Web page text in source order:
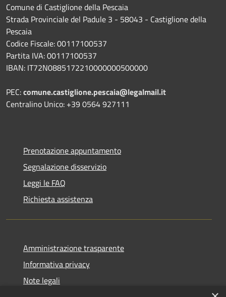
Comune di Castiglione della Pescaia
Strada Provinciale del Padule 3 - 58043 - Castiglione della
Pescaia
Codice Fiscale: 00117100537
Partita IVA: 00117100537
IBAN: IT72N0885172210000000500000
PEC:comune.castiglione.pescaia@legalmail.it
Centralino Unico: +39 0564 927111
Prenotazione appuntamento
Segnalazione disservizio
Leggi le FAQ
Richiesta assistenza
Amministrazione trasparente
Informativa privacy
Note legali